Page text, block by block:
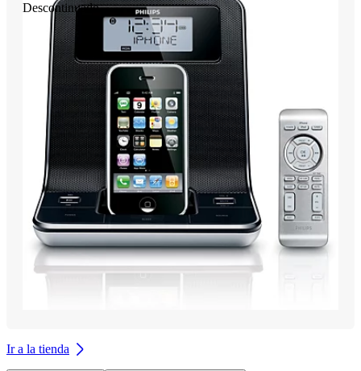
Descontinuado
Ir a la tienda